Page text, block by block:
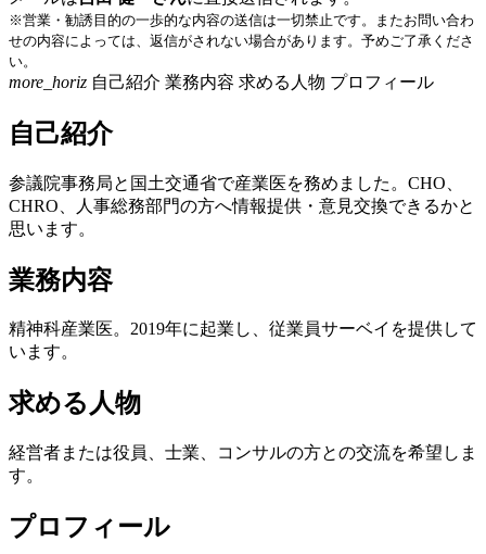
※営業・勧誘目的の一歩的な内容の送信は一切禁止です。またお問い合わ
せの内容によっては、返信がされない場合があります。予めご了承くださ
い。
more_horiz 自己紹介 業務内容 求める人物 プロフィール
自己紹介
参議院事務局と国土交通省で産業医を務めました。CHO、
CHRO、人事総務部門の方へ情報提供・意見交換できるかと
思います。
業務内容
精神科産業医。2019年に起業し、従業員サーベイを提供して
います。
求める人物
経営者または役員、士業、コンサルの方との交流を希望しま
す。
プロフィール